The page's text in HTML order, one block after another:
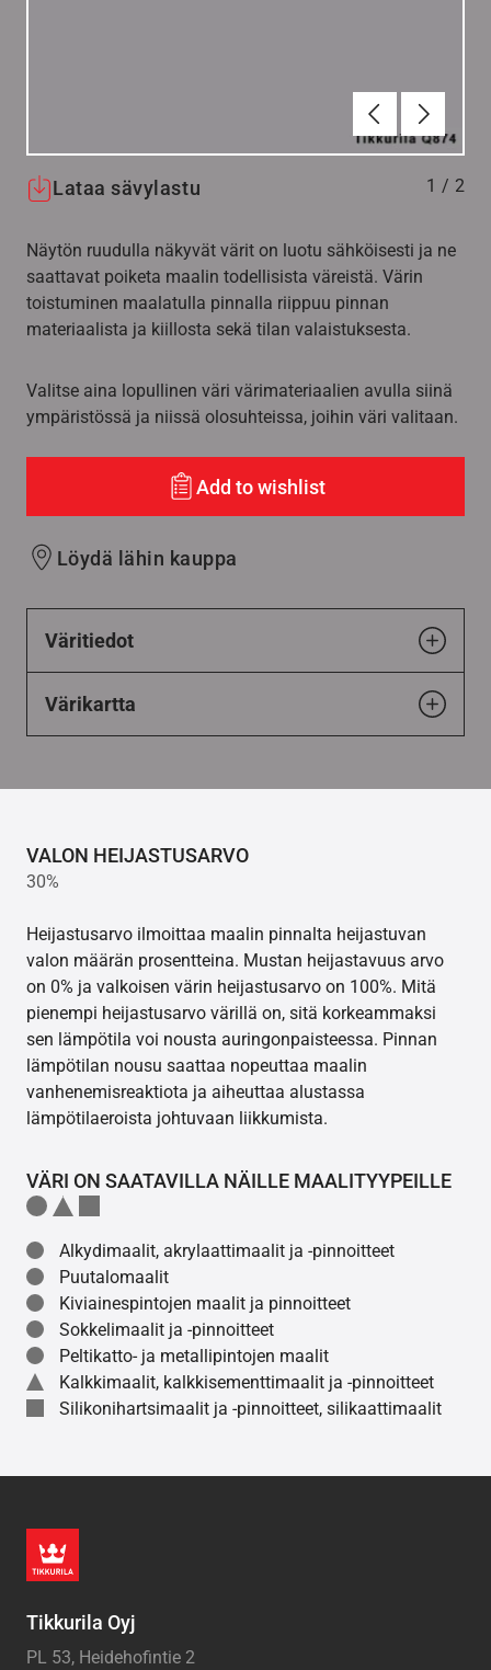
Edellinen
Lataa sävylastu 1 / 2
Näytön ruudulla näkyvät värit on luotu sähköisesti ja ne
saattavat poiketa maalin todellisista väreistä. Värin
toistuminen maalatulla pinnalla riippuu pinnan
materiaalista ja kiillosta sekä tilan valaistuksesta.
Valitse aina lopullinen väri värimateriaalien avulla siinä
ympäristössä ja niissä olosuhteissa, joihin väri valitaan.
Add to wishlist
Löydä lähin kauppa
Väritiedot
Värikartta
VALON HEIJASTUSARVO
30%
Heijastusarvo ilmoittaa maalin pinnalta heijastuvan
valon määrän prosentteina. Mustan heijastavuus arvo
on 0% ja valkoisen värin heijastusarvo on 100%. Mitä
pienempi heijastusarvo värillä on, sitä korkeammaksi
sen lämpötila voi nousta auringonpaisteessa. Pinnan
lämpötilan nousu saattaa nopeuttaa maalin
vanhenemisreaktiota ja aiheuttaa alustassa
lämpötilaeroista johtuvaan liikkumista.
VÄRI ON SAATAVILLA NÄILLE MAALITYYPEILLE
Alkydimaalit, akrylaattimaalit ja -pinnoitteet
Puutalomaalit
Kiviainespintojen maalit ja pinnoitteet
Sokkelimaalit ja -pinnoitteet
Peltikatto- ja metallipintojen maalit
Kalkkimaalit, kalkkisementtimaalit ja -pinnoitteet
Silikonihartsimaalit ja -pinnoitteet, silikaattimaalit
Tikkurila Oyj
PL 53, Heidehofintie 2